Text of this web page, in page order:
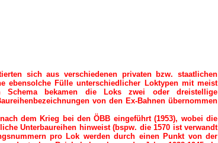
sich aus verschiedenen privaten bzw. staatlichen
ebensolche Fülle unterschiedlicher Loktypen mit meist
Schema bekamen die Loks zwei oder dreistellige
von den Ex-Bahnen übernommen
dem Krieg bei den ÖBB eingeführt (1953), wobei die
Unterbaureihen hinweist (bspw. die 1570 ist verwandt
pro Lok werden durch einen Punkt von der